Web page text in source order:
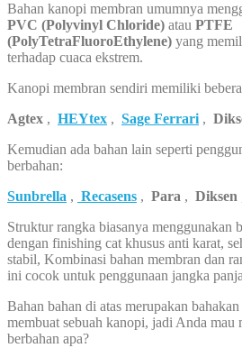
Bahan kanopi membran umumnya
PVC (Polyvinyl Chloride) atau PTFE
(PolyTetraFluoroEthylene) yang
terhadap cuaca ekstrem.
Kanopi membran sendiri memiliki
Agtex , HEYtex , Sage Ferrari ,
Kemudian ada bahan lain seperti
berbahan:
Sunbrella , Recasens , Para , Diksen
Struktur rangka biasanya menggunakan
dengan finishing cat khusus anti karat,
stabil, Kombinasi bahan membran dan
ini cocok untuk penggunaan jangka
Bahan bahan di atas merupakan
membuat sebuah kanopi, jadi Anda mau
berbahan apa?